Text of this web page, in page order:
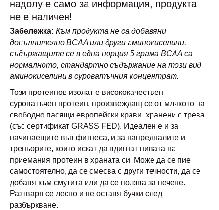
надолу е само за информация, продукта
не е наличен!
Забележка: Към продукта не са добавяни
допълнително BCAA или други аминокиселини,
съдържащите се в една порция 5 грама BCAA са
нормалното, стандартно съдържание на този вид
аминокиселини в суроватъчния концентрат.
Този протеинов изолат е висококачествен
суроватъчен протеин, произвеждащ се от млякото на
свободно пасящи европейски крави, хранени с трева
(със сертификат GRASS FED). Идеален е и за
начинаещите във фитнеса, и за напредналите и
треньорите, които искат да вдигнат нивата на
приемания протеин в храната си. Може да се пие
самостоятелно, да се смесва с други течности, да се
добавя към смутита или да се ползва за печене.
Разтваря се лесно и не оставя бучки след
разбъркване.